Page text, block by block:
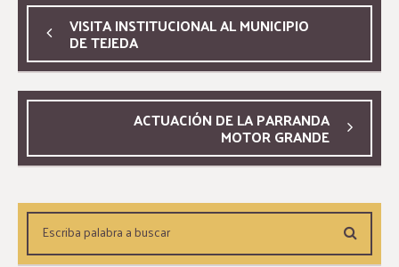
VISITA INSTITUCIONAL AL MUNICIPIO
DE TEJEDA
ACTUACIÓN DE LA PARRANDA
MOTOR GRANDE